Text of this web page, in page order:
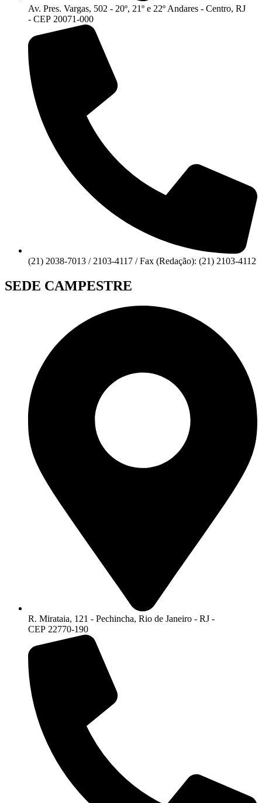
Av. Pres. Vargas, 502 - 20º, 21º e 22º Andares - Centro, RJ
- CEP 20071-000
(21) 2038-7013 / 2103-4117 / Fax (Redação): (21) 2103-4112
SEDE CAMPESTRE
R. Mirataia, 121 - Pechincha, Rio de Janeiro - RJ -
CEP 22770-190